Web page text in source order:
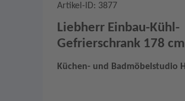
Artikel-ID: 3877
Liebherr Einbau-Kühl-
Küchen- und Badmöbelstudio